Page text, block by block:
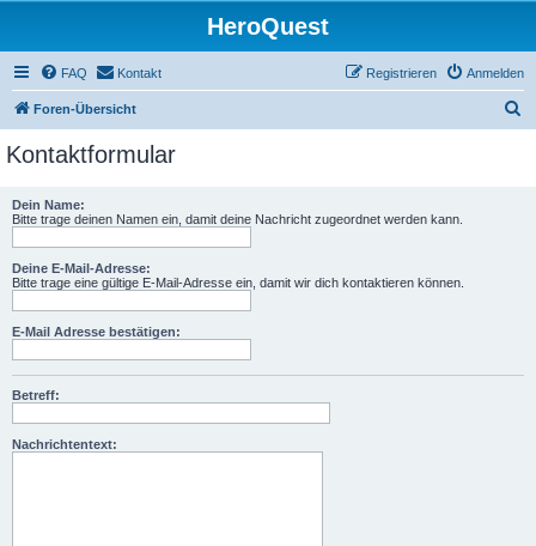
HeroQuest
FAQ Kontakt Anmelden
Registrieren
Foren-Übersicht
Kontaktformular
Dein Name:
Bitte trage deinen Namen ein, damit deine Nachricht zugeordnet werden kann.
Deine E-Mail-Adresse:
Bitte trage eine gültige E-Mail-Adresse ein, damit wir dich kontaktieren können.
E-Mail Adresse bestätigen:
Betreff:
Nachrichtentext: